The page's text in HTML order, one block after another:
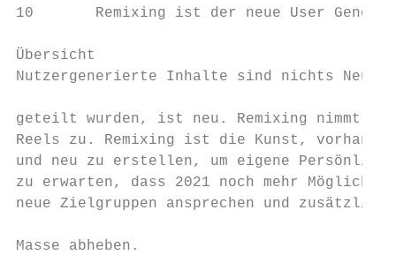
10       Remixing ist der neue User
Übersicht
Nutzergenerierte Inhalte sind nichts
geteilt wurden, ist neu. Remixing nimmt
Reels zu. Remixing ist die Kunst,
und neu zu erstellen, um eigene
zu erwarten, dass 2021 noch mehr
neue Zielgruppen ansprechen und
Masse abheben.